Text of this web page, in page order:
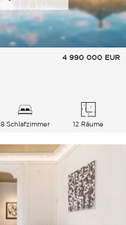
4 990 000 EUR
8 Schlafzimmer 12 Räume